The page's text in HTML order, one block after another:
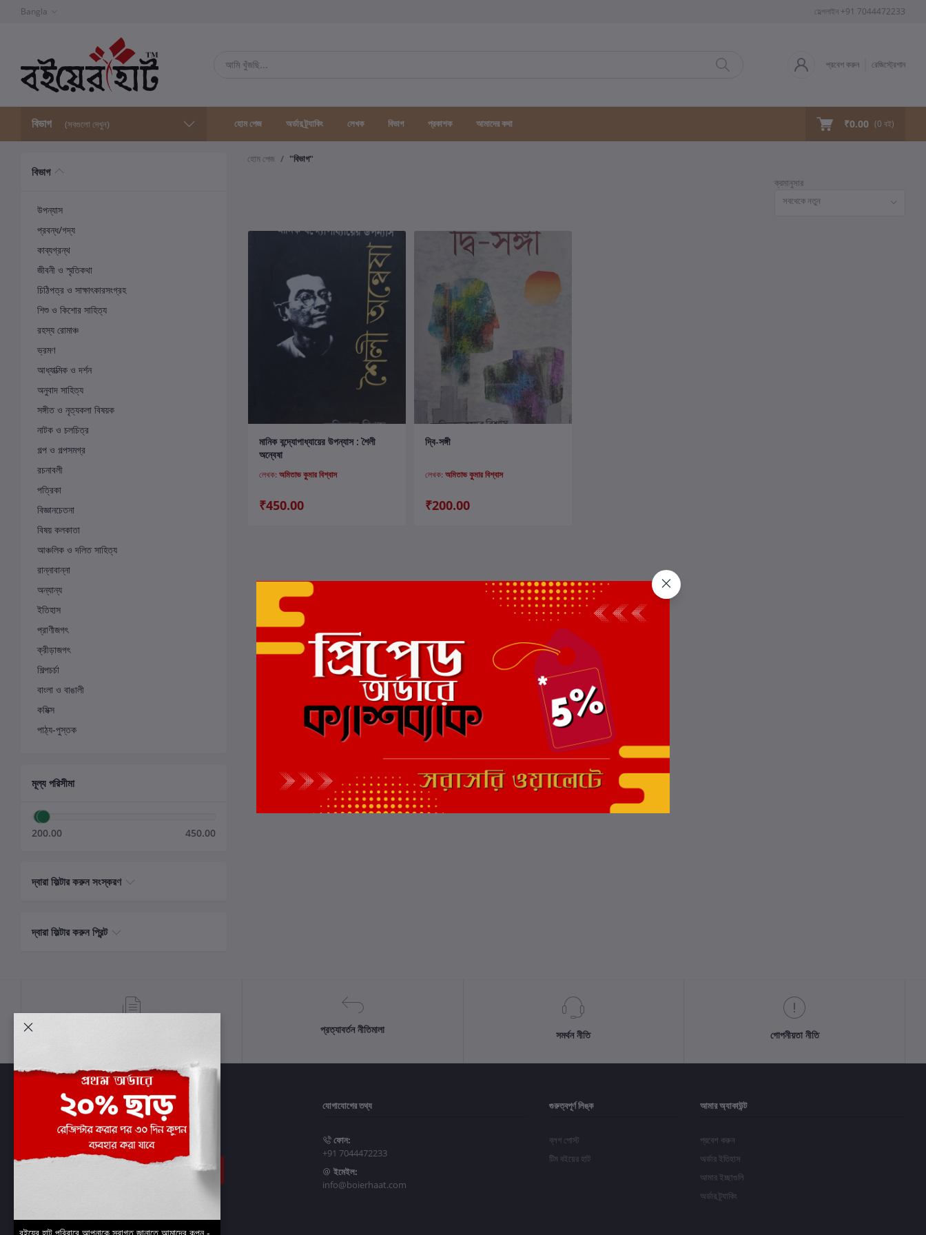
Bangla হেল্পলাইন +91 7044472233
প্রবেশ করুন রেজিস্ট্রেশান
বিভাগ (সবগুলো দেখুন) হোম পেজ অর্ডার ট্র্যাকিং লেখক বিভাগ প্রকাশক আমাদের কথা ₹0.00 (0 বই)
বিভাগ
উপন্যাস
প্রবন্ধ/গদ্য
কাব্যগ্রন্থ
জীবনী ও স্মৃতিকথা
চিঠিপত্র ও সাক্ষাৎকারসংগ্রহ
শিশু ও কিশোর সাহিত্য
রহস্য রোমাঞ্চ
ভ্রমণ
আধ্যাত্মিক ও দর্শন
অনুবাদ সাহিত্য
সঙ্গীত ও নৃত্যকলা বিষয়ক
নাটক ও চলচিত্র
গল্প ও গল্পসমগ্র
রচনাবলী
পত্রিকা
বিজ্ঞানচেতনা
বিষয় কলকাতা
আঞ্চলিক ও দলিত সাহিত্য
রান্নাবান্না
অন্যান্য
ইতিহাস
প্রাণীজগৎ
ক্রীড়াজগৎ
শিল্পচর্চা
বাংলা ও বাঙালী
কমিক্স
পাঠ্য-পুস্তক
মূল্য পরিসীমা
200.00 450.00
দ্বারা ফিল্টার করুন সংস্করণ
দ্বারা ফিল্টার করুন প্রিন্ট
হোম পেজ
"বিভাগ"
ক্রমানুসার
সবথেকে নতুন
কার্টে যোগ করুন
মানিক বন্দ্যোপাধ্যায়ের উপন্যাস : শৈলী
অন্বেষা
লেখক: অমিতাভ কুুমার বিশ্বাস
₹450.00
দ্বি-সঙ্গী
লেখক: অমিতাভ কুুমার বিশ্বাস
₹200.00
প্রত্যাবর্তন নীতিমালা সমর্থন নীতি গোপনীয়তা নীতি
সাবস্ক্রাইব
যোগাযোগের তথ্য
ফোন:
+91 7044472233
ইমেইল:
info@boierhaat.com
গুরুত্বপূর্ণ লিঙ্ক
ব্লগ পোস্ট
টিম বইয়ের হাট
আমার অ্যাকাউন্ট
প্রবেশ করুন
অর্ডার ইতিহাস
আমার ইচ্ছাগুলি
অর্ডার ট্র্যাকিং